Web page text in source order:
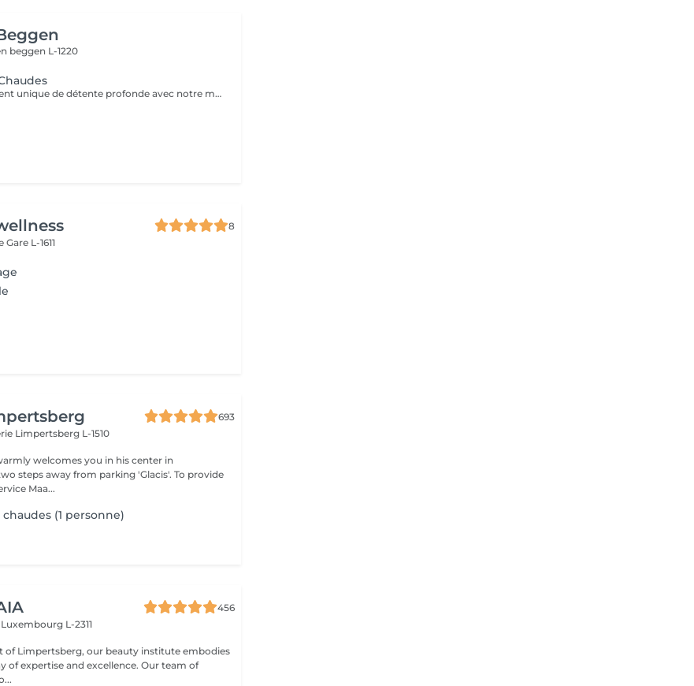
beggen L-1220
Profitez d'un moment unique de détente profonde avec notre massage aux pierres chaudes, disponible en séances de 60 ou 90 minutes. Nos esthéticiennes spécialisées appliquent des pierres de basalte chauffées stratégiquement le long du corps, en combinant des mouvements doux et des techniques traditionnelles de massage. La chaleur des pierres pénètre profondément dans les muscles, favorisant la détente et le soulagement des tensions. En plus des bienfaits physiques, tels que l'amélioration de la circulation sanguine et le soulagement des douleurs musculaires, la thérapie contribue à l'équilibre mental en réduisant le stress et l'anxiété. La combinaison unique de chaleur et de massage offre une expérience thérapeutique complète, revitalisant à la fois le corps et l'esprit. Laissez-vous envelopper par la chaleur réconfortante des pierres et embarquez pour un voyage vers le bien-être total. Le temps de préparation et d'installation de la cliente est inclus dans la période choisie, garantissant que chaque minute soit dédiée à votre bien-être.
8
Gare L-1611
693
Limpertsberg L-1510
welcomes you in his center in
steps away from parking 'Glacis'. To provide
Maa...
(1 personne)
456
Luxembourg L-2311
of Limpertsberg, our beauty institute embodies
and excellence. Our team of